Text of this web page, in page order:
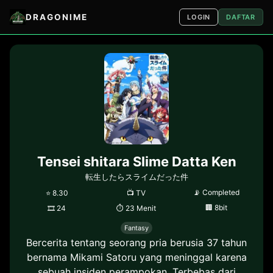
DRAGONIME LOGIN DAFTAR
Tensei shitara Slime Datta Ken
転生したらスライムだった件
⭐ 8.30 📺TV 📡 Completed
🎞 24 ⏱ 23 Menit 🏢 8bit
Fantasy
Bercerita tentang seorang pria berusia 37 tahun
bernama Mikami Satoru yang meninggal karena